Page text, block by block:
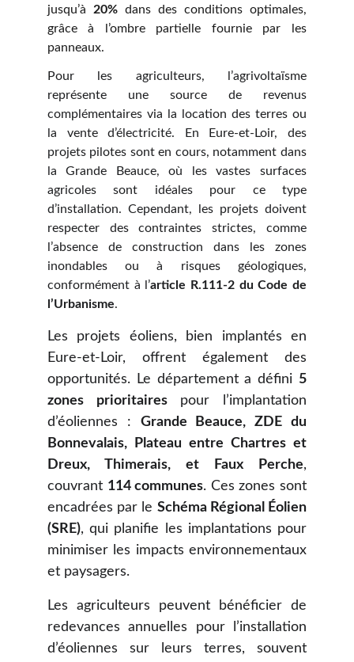
jusqu’à 20% dans des conditions optimales,
grâce à l’ombre partielle fournie par les
panneaux.
Pour les agriculteurs, l’agrivoltaïsme
représente une source de revenus
complémentaires via la location des terres ou
la vente d’électricité. En Eure-et-Loir, des
projets pilotes sont en cours, notamment dans
la Grande Beauce, où les vastes surfaces
agricoles sont idéales pour ce type
d’installation. Cependant, les projets doivent
respecter des contraintes strictes, comme
l’absence de construction dans les zones
inondables ou à risques géologiques,
conformément à l’article R.111-2 du Code de
l’Urbanisme.
Les projets éoliens, bien implantés en
Eure-et-Loir, offrent également des
opportunités. Le département a défini 5
zones prioritairespour l’implantation
d’éoliennes : Grande Beauce, ZDE du
Bonnevalais, Plateau entre Chartres et
Dreux, Thimerais, et Faux Perche,
couvrant 114 communes. Ces zones sont
encadrées par le Schéma Régional Éolien
(SRE), qui planifie les implantations pour
minimiser les impacts environnementaux
et paysagers.
Les agriculteurs peuvent bénéficier de
redevances annuelles pour l’installation
d’éoliennes sur leurs terres, souvent